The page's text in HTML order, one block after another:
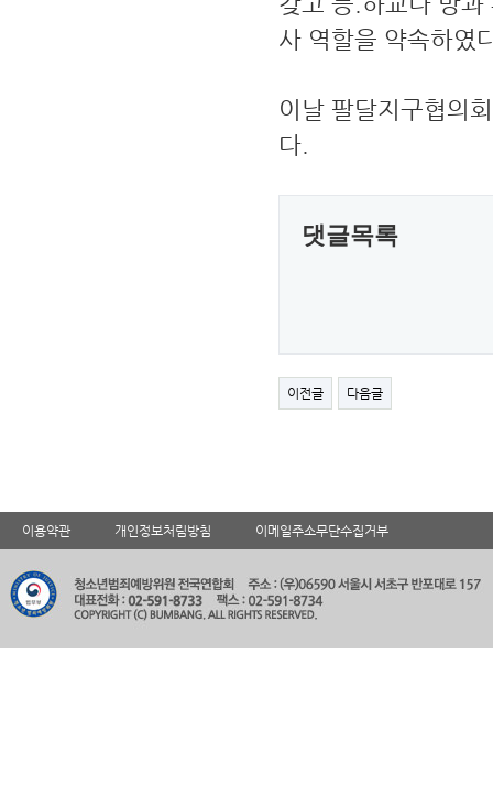
사 역할을 약속하였
이날 팔달지구협의
다.
댓글목록
이전글 다음글
이용약관 개인정보처림방침 이메일주소무단수집거부